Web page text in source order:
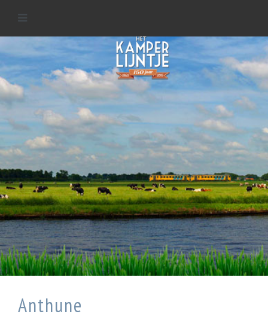
IJsseldelta
MEER INFORMATIE
Anthune